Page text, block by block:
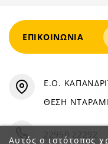
Αυτός ο ιστότοπος
ΕΠΙΚΟΙΝΩΝΊΑ
Ε.Ο.
ΘΕΣΗ
22950 22292